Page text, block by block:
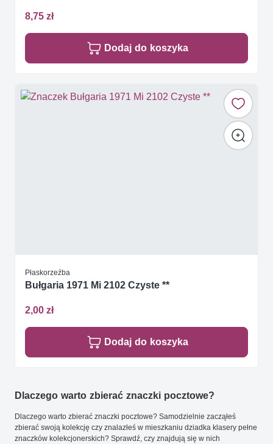
8,75 zł
Dodaj do koszyka
Płaskorzeźba
Bułgaria 1971 Mi 2102 Czyste **
2,00 zł
Dodaj do koszyka
Dlaczego warto zbierać znaczki pocztowe?
Dlaczego warto zbierać znaczki pocztowe? Samodzielnie zacząłeś
zbierać swoją kolekcję czy znalazłeś w mieszkaniu dziadka klasery pełne
znaczków kolekcjonerskich? Sprawdź, czy znajdują się w nich